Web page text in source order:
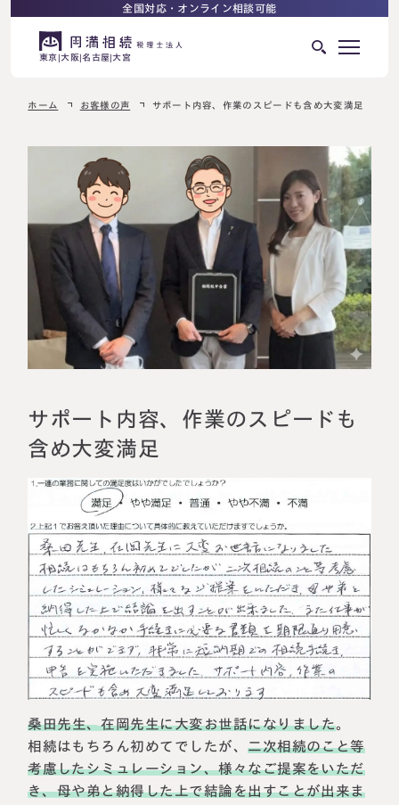
全国対応・オンライン相談可能
東京 大阪 名古屋 大宮
相続ロードマップ
はじめての方へ
ご相談の流れ
選ばれる理由
よくある質問
サービス紹介
相続が発生した方へ
相続税申告について
ご相談の流れ
料金表
料金表
選ばれる理由
よくある質問
お客様の声
私たちについて
選ばれる理由
相続について学ぶ
ホーム お客様の声 サポート内容、作業のスピードも含め大変満足
サポート内容、作業のスピードも
含め大変満足
桑田先生、在岡先生に大変お世話になりました。
相続はもちろん初めてでしたが、二次相続のこと等
考慮したシミュレーション、様々なご提案をいただ
き、母や弟と納得した上で結論を出すことが出来ま